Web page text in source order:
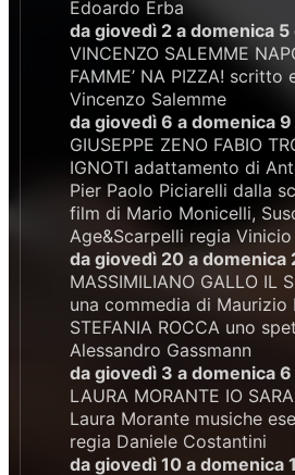
Edoardo Erba
da giovedì 2 a domenica
VINCENZO SALEMME
FAMME’ NA PIZZA!
Vincenzo Salemme
da giovedì 6 a domenica
GIUSEPPE ZENO FABIO
IGNOTI adattamento di
Pier Paolo Piciarelli dalla
film di Mario Monicelli,
Age&Scarpelli regia
da giovedì 20 a domenica
MASSIMILIANO GALLO IL
una commedia di Maurizio
STEFANIA ROCCA uno
Alessandro Gassmann
da giovedì 3 a domenica
LAURA MORANTE IO
Laura Morante musiche
regia Daniele Costantini
da giovedì 10 a domenica